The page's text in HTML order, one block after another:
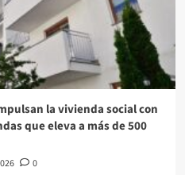
la vivienda social con
que eleva a más de 500
0